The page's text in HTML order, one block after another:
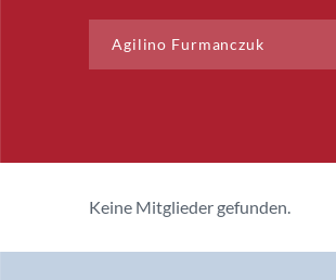
Keine Mitglieder gefunden.